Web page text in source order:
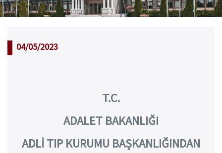
04/05/2023
T.C.
ADALET BAKANLIĞI
ADLİ TIP KURUMU BAŞKANLIĞINDAN